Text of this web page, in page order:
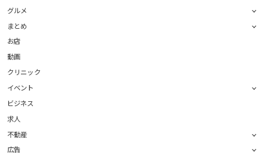
グルメ
まとめ
お店
動画
クリニック
イベント
ビジネス
求人
不動産
広告